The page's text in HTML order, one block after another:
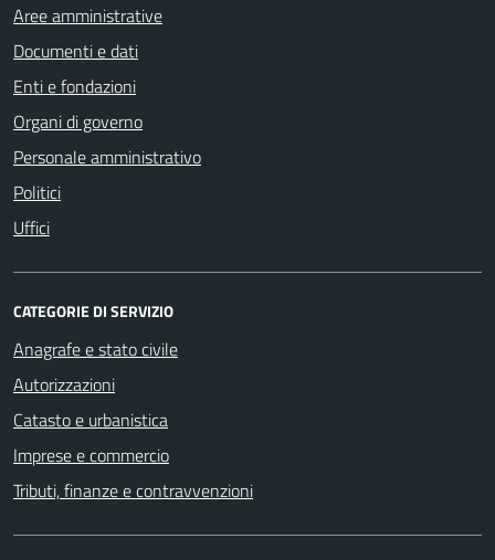
Aree amministrative
Documenti e dati
Enti e fondazioni
Organi di governo
Personale amministrativo
Politici
Uffici
CATEGORIE DI SERVIZIO
Anagrafe e stato civile
Autorizzazioni
Catasto e urbanistica
Imprese e commercio
Tributi, finanze e contravvenzioni